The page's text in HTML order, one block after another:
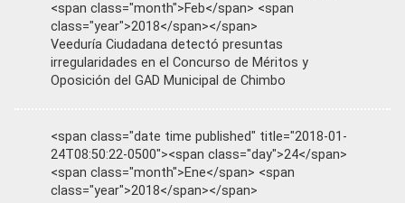
<span class="month">Feb</span> <span
class="year">2018</span></span>
Veeduría Ciudadana detectó presuntas
irregularidades en el Concurso de Méritos y
Oposición del GAD Municipal de Chimbo
<span class="date time published" title="2018-01-
24T08:50:22-0500"><span class="day">24</span>
<span class="month">Ene</span> <span
class="year">2018</span></span>